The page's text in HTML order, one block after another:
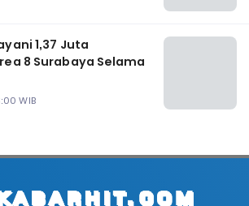
1,37 Juta
8 Surabaya Selama
WIB